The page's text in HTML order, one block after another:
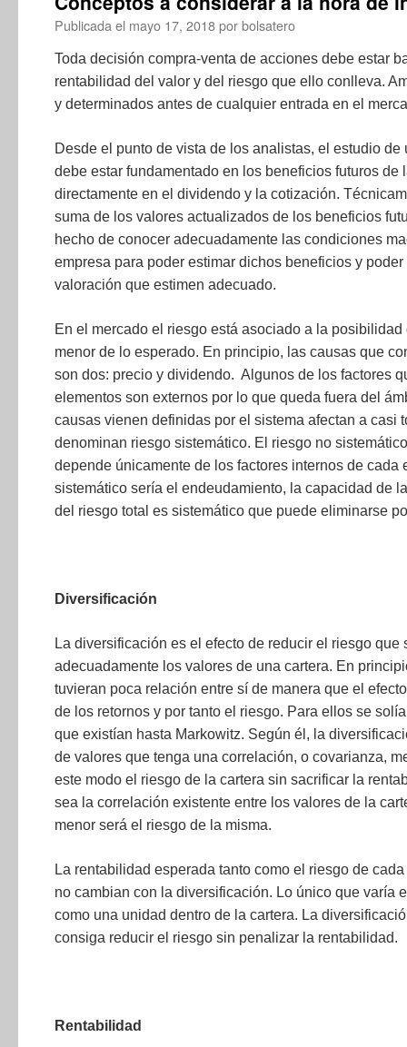
Publicada el mayo 17, 2018porbolsatero
Toda decisión compra-venta de acciones debe estar
rentabilidad del valor y del riesgo que ello conlleva.
y determinados antes de cualquier entrada en el
Desde el punto de vista de los analistas, el estudio
debe estar fundamentado en los beneficios futuros de
directamente en el dividendo y la cotización.
suma de los valores actualizados de los beneficios
hecho de conocer adecuadamente las condiciones
empresa para poder estimar dichos beneficios y
valoración que estimen adecuado.
En el mercado el riesgo está asociado a la
menor de lo esperado. En principio, las causas que
son dos: precio y dividendo. Algunos de los factores
elementos son externos por lo que queda fuera del
causas vienen definidas por el sistema afectan a casi
denominan riesgo sistemático. El riesgo no
depende únicamente de los factores internos de cada
sistemático sería el endeudamiento, la capacidad de
del riesgo total es sistemático que puede eliminarse
Diversificación
La diversificación es el efecto de reducir el riesgo que
adecuadamente los valores de una cartera. En
tuvieran poca relación entre sí de manera que el
de los retornos y por tanto el riesgo. Para ellos se
que existían hasta Markowitz. Según él, la
de valores que tenga una correlación, o covarianza,
este modo el riesgo de la cartera sin sacrificar la
sea la correlación existente entre los valores de la
menor será el riesgo de la misma.
La rentabilidad esperada tanto como el riesgo de
no cambian con la diversificación. Lo único que varía
como una unidad dentro de la cartera. La
consiga reducir el riesgo sin penalizar la rentabilidad.
Rentabilidad